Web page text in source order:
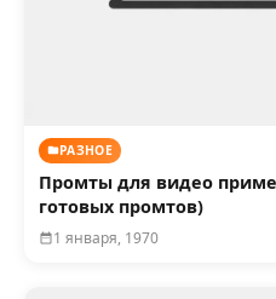
РАЗНОЕ
Промты для видео
готовых промтов)
1 января, 1970